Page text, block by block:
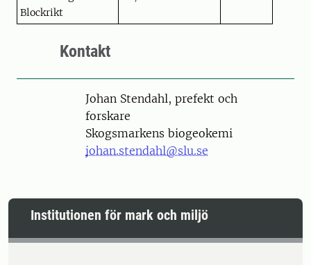
Blockrikt
Kontakt
PersonJohan Stendahl, prefekt och
forskare
Skogsmarkens biogeokemi
johan.stendahl@slu.se
Institutionen för mark och miljö